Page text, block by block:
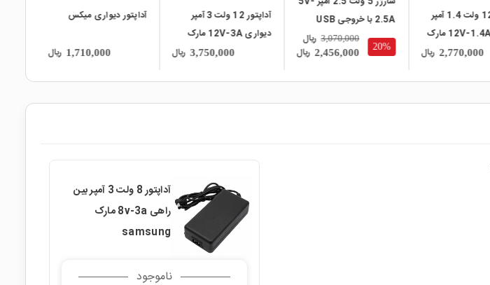
2.5A با خروجی USB
2,456,000 ریال
3,070,000 ریال
آداپتور 12 ولت 3 آمپر
دیواری 12V-3A مارک
APD مدل WA-
3,750,000 ریال
آداپتور دیواری میکس
1,710,000 ریال
آداپتور 23 ولت 1 آمپر
SAGEMCOM
3,900,000 ریال
آداپتور 8 ولت 3 آمپر بین
راهی 8v-3a مارک
samsung
ناموجود